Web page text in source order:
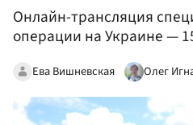
Онлайн-трансляция
операции на Украине —
Ева Вишневская Олег